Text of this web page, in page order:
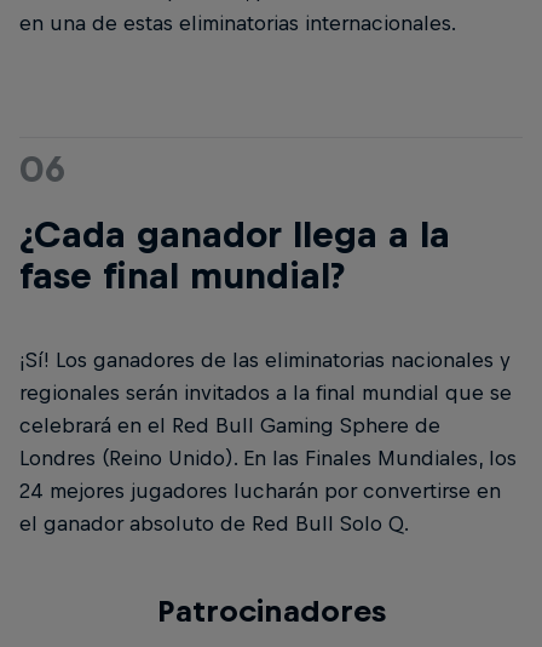
en una de estas eliminatorias internacionales.
06
¿Cada ganador llega a la
fase final mundial?
¡Sí! Los ganadores de las eliminatorias nacionales y
regionales serán invitados a la final mundial que se
celebrará en el Red Bull Gaming Sphere de
Londres (Reino Unido). En las Finales Mundiales, los
24 mejores jugadores lucharán por convertirse en
el ganador absoluto de Red Bull Solo Q.
Patrocinadores